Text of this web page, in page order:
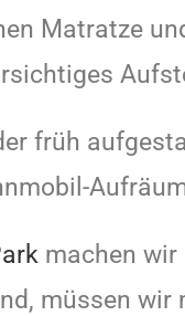
Matratze
früh
machen wir
müssen wir